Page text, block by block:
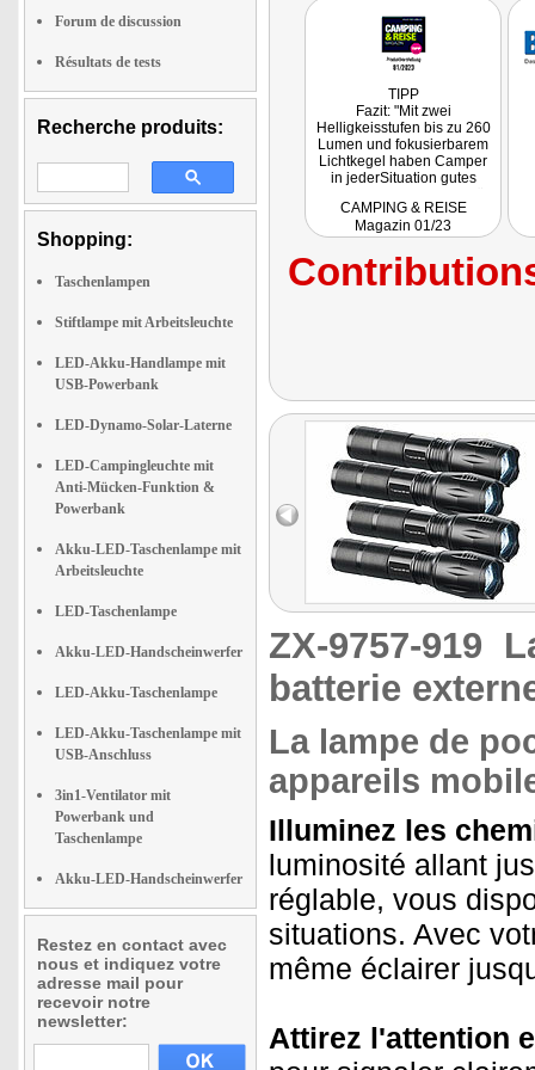
Forum de discussion
Résultats de tests
Recherche produits:
Shopping:
Taschenlampen
Stiftlampe mit Arbeitsleuchte
LED-Akku-Handlampe mit
USB-Powerbank
LED-Dynamo-Solar-Laterne
LED-Campingleuchte mit
Anti-Mücken-Funktion &
Powerbank
Akku-LED-Taschenlampe mit
Arbeitsleuchte
LED-Taschenlampe
Akku-LED-Handscheinwerfer
LED-Akku-Taschenlampe
LED-Akku-Taschenlampe mit
USB-Anschluss
3in1-Ventilator mit
Powerbank und
Taschenlampe
Akku-LED-Handscheinwerfer
Restez en contact avec
nous et indiquez votre
adresse mail pour
recevoir notre
newsletter:
TIPP
Fazit: "Mit zwei
Helligkeisstufen bis zu 260
Lumen und fokusierbarem
Lichtkegel haben Camper
in jederSituation gutes
ist auch als Powerbank
nutzbar: Mit dem
unterwegs das Smartphone
lagen."
CAMPING & REISE
Magazin 01/23
ZX-9757-919
batterie
La lampe de
appareils
Illuminez les
luminosité allant
réglable, vous
situations. Avec
même éclairer
Attirez l'attention